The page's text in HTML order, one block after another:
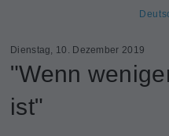
Dienstag, 10. Dezember 2019
"Wenn
ist"